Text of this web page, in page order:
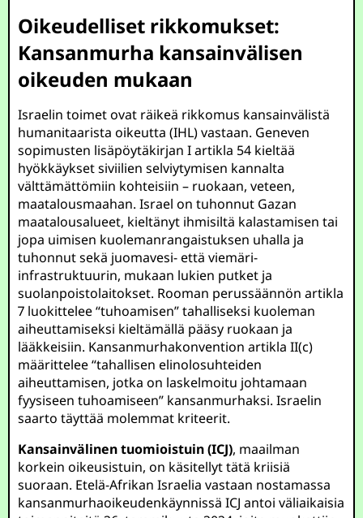
Oikeudelliset rikkomukset:
Kansanmurha kansainvälisen
oikeuden mukaan
Israelin toimet ovat räikeä rikkomus kansainvälistä
humanitaarista oikeutta (IHL) vastaan. Geneven
sopimusten lisäpöytäkirjan I artikla 54 kieltää
hyökkäykset siviilien selviytymisen kannalta
välttämättömiin kohteisiin – ruokaan, veteen,
maatalousmaahan. Israel on tuhonnut Gazan
maatalousalueet, kieltänyt ihmisiltä kalastamisen tai
jopa uimisen kuolemanrangaistuksen uhalla ja
tuhonnut sekä juomavesi- että viemäri-
infrastruktuurin, mukaan lukien putket ja
suolanpoistolaitokset. Rooman perussäännön artikla
7 luokittelee “tuhoamisen” tahalliseksi kuoleman
aiheuttamiseksi kieltämällä pääsy ruokaan ja
lääkkeisiin. Kansanmurhakonvention artikla II(c)
määrittelee “tahallisen elinolosuhteiden
aiheuttamisen, jotka on laskelmoitu johtamaan
fyysiseen tuhoamiseen” kansanmurhaksi. Israelin
saarto täyttää molemmat kriteerit.
Kansainvälinen tuomioistuin (ICJ), maailman
korkein oikeusistuin, on käsitellyt tätä kriisiä
suoraan. Etelä-Afrikan Israelia vastaan nostamassa
kansanmurhaoikeudenkäynnissä ICJ antoi väliaikaisia